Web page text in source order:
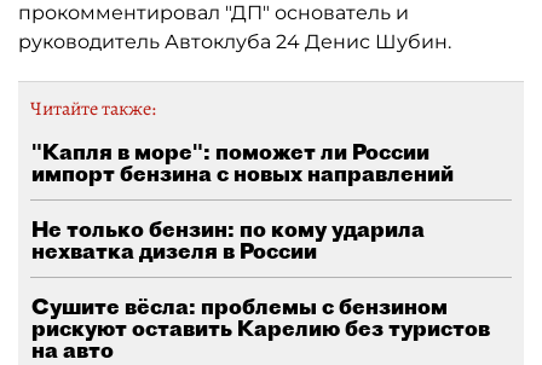
прокомментировал "ДП" основатель и
руководитель Автоклуба 24 Денис Шубин.
Читайте также:
"Капля в море": поможет ли России
импорт бензина с новых направлений
Не только бензин: по кому ударила
нехватка дизеля в России
Сушите вёсла: проблемы с бензином
рискуют оставить Карелию без туристов
на авто